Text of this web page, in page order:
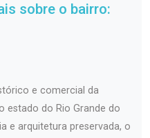
sobre o bairro:
e comercial da
estado do Rio Grande do
e arquitetura preservada, o